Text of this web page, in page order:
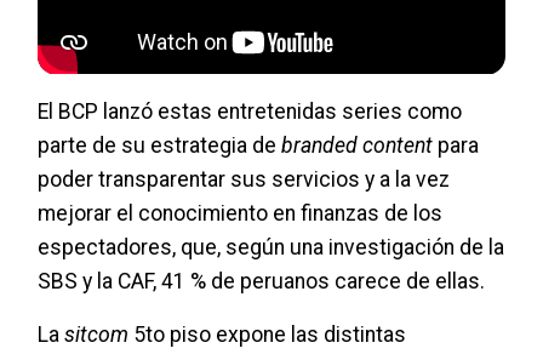
El BCP lanzó estas entretenidas series como
parte de su estrategia de branded contentpara
poder transparentar sus servicios y a la vez
mejorar el conocimiento en finanzas de los
espectadores, que, según una investigación de la
SBS y la CAF, 41 % de peruanos carece de ellas.
La sitcom 5to piso expone las distintas